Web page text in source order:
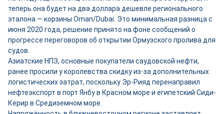
теперь она будет на два доллара дешевле регионального
эталона — корзины Oman/Dubai. Это минимальная разница с
июня 2020 года, решение принято на фоне сообщений о
прогрессе переговоров об открытии Ормузского пролива для
судов.
Азиатские НПЗ, основные покупатели саудовской нефти,
ранее просили у королевства скидку из-за дополнительных
логистических затрат, поскольку Эр-Рияд перенаправил
нефтеэкспорт в порт Янбу в Красном море и египетский Сиди-
Керир в Средиземном море.